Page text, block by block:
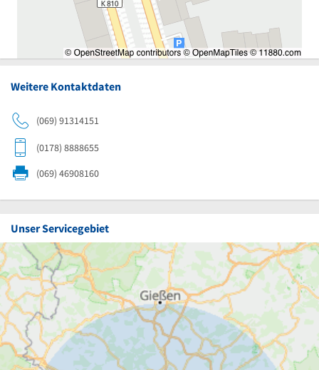
Weitere Kontaktdaten
(069) 91314151
(0178) 8888655
(069) 46908160
Unser Servicegebiet